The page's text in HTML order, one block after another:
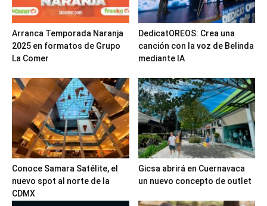
Arranca Temporada Naranja
2025 en formatos de Grupo
La Comer
DedicatOREOS: Crea una
canción con la voz de Belinda
mediante IA
Conoce Samara Satélite, el
nuevo spot al norte de la
CDMX
Gicsa abrirá en Cuernavaca
un nuevo concepto de outlet